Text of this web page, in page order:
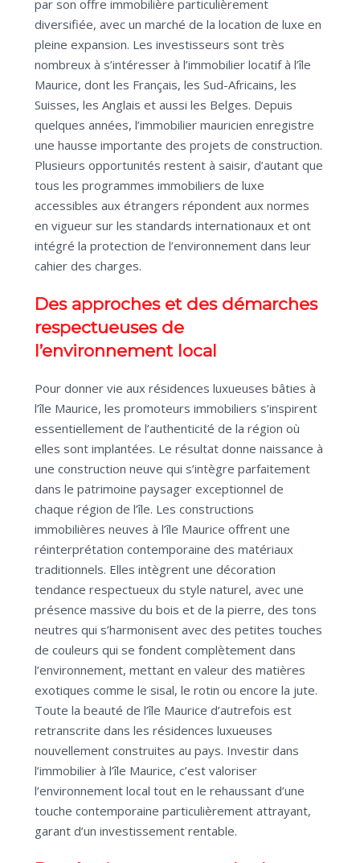
par son offre immobilière particulièrement
diversifiée, avec un marché de la location de luxe en
pleine expansion. Les investisseurs sont très
nombreux à s’intéresser à l’immobilier locatif à l’île
Maurice, dont les Français, les Sud-Africains, les
Suisses, les Anglais et aussi les Belges. Depuis
quelques années, l’immobilier mauricien enregistre
une hausse importante des projets de construction.
Plusieurs opportunités restent à saisir, d’autant que
tous les programmes immobiliers de luxe
accessibles aux étrangers répondent aux normes
en vigueur sur les standards internationaux et ont
intégré la protection de l’environnement dans leur
cahier des charges.
Des approches et des démarches
respectueuses de
l’environnement local
Pour donner vie aux résidences luxueuses bâties à
l’île Maurice, les promoteurs immobiliers s’inspirent
essentiellement de l’authenticité de la région où
elles sont implantées. Le résultat donne naissance à
une construction neuve qui s’intègre parfaitement
dans le patrimoine paysager exceptionnel de
chaque région de l’île. Les constructions
immobilières neuves à l’île Maurice offrent une
réinterprétation contemporaine des matériaux
traditionnels. Elles intègrent une décoration
tendance respectueux du style naturel, avec une
présence massive du bois et de la pierre, des tons
neutres qui s’harmonisent avec des petites touches
de couleurs qui se fondent complètement dans
l’environnement, mettant en valeur des matières
exotiques comme le sisal, le rotin ou encore la jute.
Toute la beauté de l’île Maurice d’autrefois est
retranscrite dans les résidences luxueuses
nouvellement construites au pays. Investir dans
l’immobilier à l’île Maurice, c’est valoriser
l’environnement local tout en le rehaussant d’une
touche contemporaine particulièrement attrayant,
garant d’un investissement rentable.